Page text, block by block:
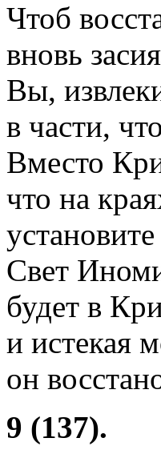
Чтоб
вновь
Вы,
в части,
Вместо
что на
Свет
будет в
и истекая
он
9 (137).